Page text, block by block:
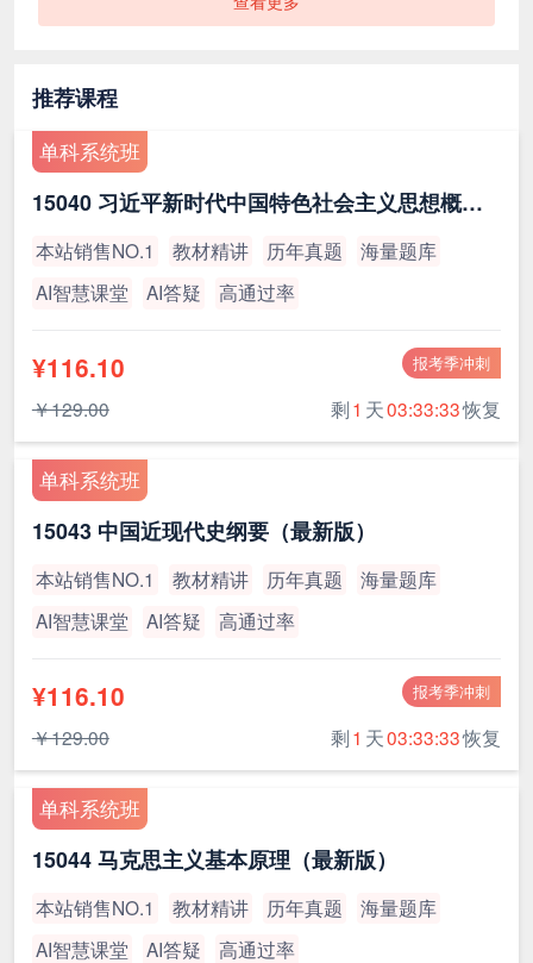
推荐课程
单科系统班
15040 习近平新时代中国特色社会主义思想概论（最新版）
本站销售NO.1 教材精讲 历年真题
海量题库
AI智慧课堂
AI答疑 高通过率
报考季冲刺
¥116.10
￥129.00 剩1 天03:33:32恢复
单科系统班
15043 中国近现代史纲要（最新版）
本站销售NO.1 教材精讲 历年真题
海量题库
AI智慧课堂
AI答疑 高通过率
报考季冲刺
¥116.10
￥129.00 剩1 天03:33:32恢复
单科系统班
15044 马克思主义基本原理（最新版）
本站销售NO.1 教材精讲 历年真题
海量题库
AI智慧课堂
AI答疑 高通过率